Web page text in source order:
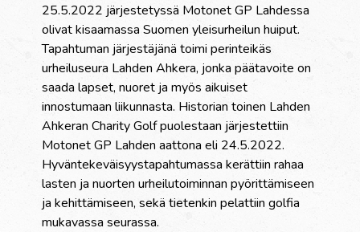
25.5.2022 järjestetyssä Motonet GP Lahdessa
olivat kisaamassa Suomen yleisurheilun huiput.
Tapahtuman järjestäjänä toimi perinteikäs
urheiluseura Lahden Ahkera, jonka päätavoite on
saada lapset, nuoret ja myös aikuiset
innostumaan liikunnasta. Historian toinen Lahden
Ahkeran Charity Golf puolestaan järjestettiin
Motonet GP Lahden aattona eli 24.5.2022.
Hyväntekeväisyystapahtumassa kerättiin rahaa
lasten ja nuorten urheilutoiminnan pyörittämiseen
ja kehittämiseen, sekä tietenkin pelattiin golfia
mukavassa seurassa.